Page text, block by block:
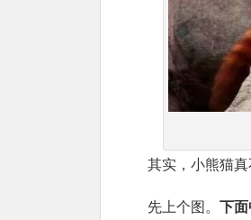
其实，小熊猫
先上个图。 下面